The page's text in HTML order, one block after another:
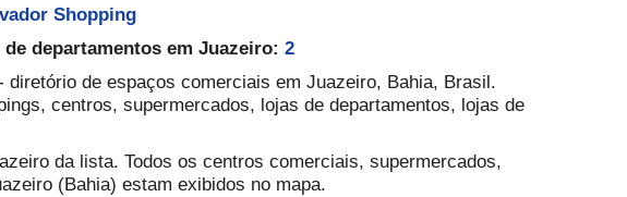
Shopping
departamentos em Juazeiro:2
diretório de espaços comerciais em Juazeiro, Bahia, Brasil.
centros, supermercados, lojas de departamentos, lojas de
da lista. Todos os centros comerciais, supermercados,
(Bahia) estam exibidos no mapa.